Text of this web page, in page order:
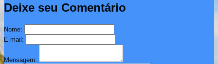
Deixe seu Comentário
Nome:
E-mail:
Mensagem: